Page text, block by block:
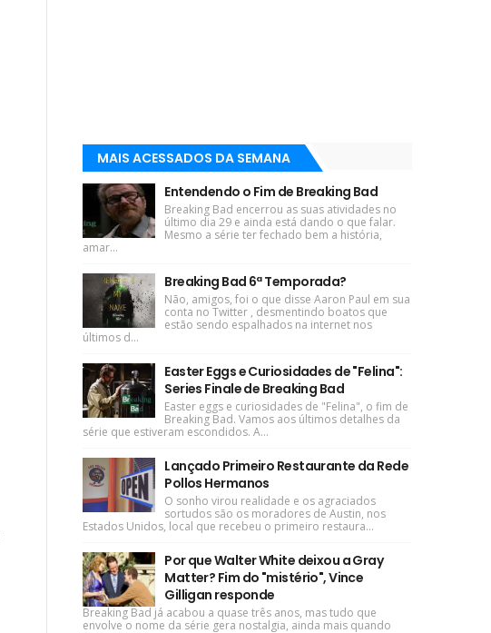
MAIS ACESSADOS DA SEMANA
Entendendo o Fim de Breaking Bad
Breaking Bad encerrou as suas atividades no
último dia 29 e ainda está dando o que falar.
Mesmo a série ter fechado bem a história,
amar...
Breaking Bad 6ª Temporada?
Não, amigos, foi o que disse Aaron Paul em sua
conta no Twitter , desmentindo boatos que
estão sendo espalhados na internet nos
últimos d...
Easter Eggs e Curiosidades de "Felina":
Series Finale de Breaking Bad
Easter eggs e curiosidades de "Felina", o fim de
Breaking Bad. Vamos aos últimos detalhes da
série que estiveram escondidos. A...
Lançado Primeiro Restaurante da Rede
Pollos Hermanos
O sonho virou realidade e os agraciados
sortudos são os moradores de Austin, nos
Estados Unidos, local que recebeu o primeiro restaura...
Por que Walter White deixou a Gray
Matter? Fim do "mistério", Vince
Gilligan responde
Breaking Bad já acabou a quase três anos, mas tudo que
envolve o nome da série gera nostalgia, ainda mais quando